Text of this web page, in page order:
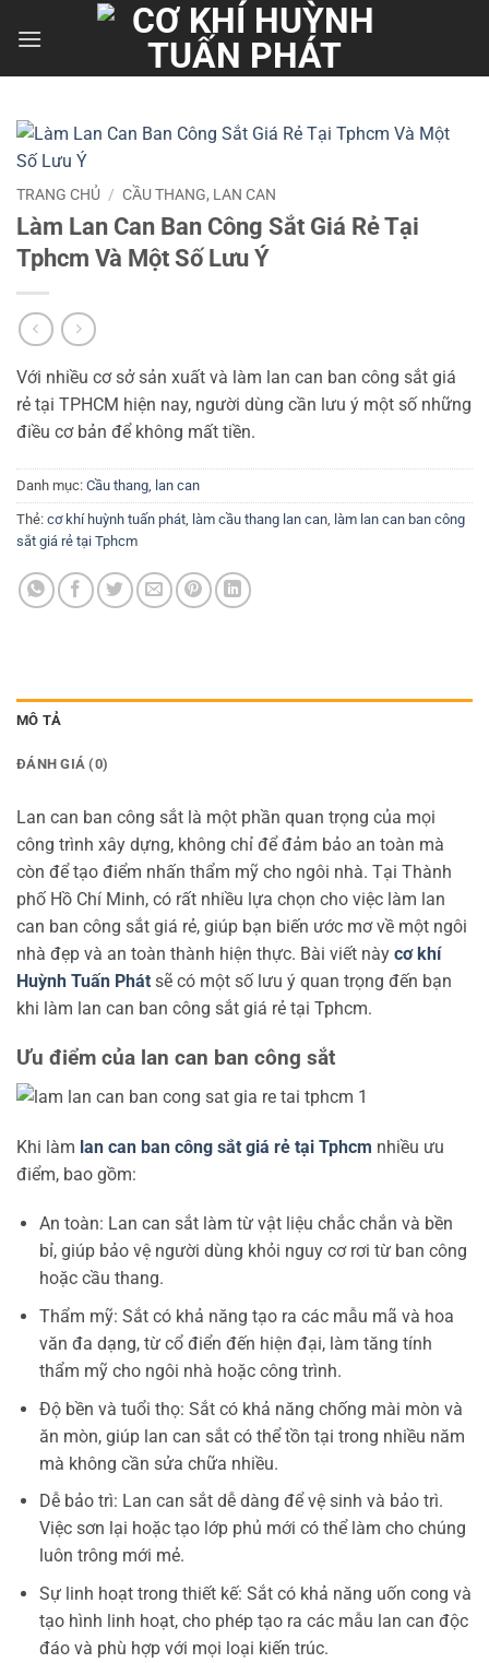
qua
TRANG CHỦ / CẦU THANG, LAN CAN
Làm Lan Can Ban Công Sắt Giá Rẻ Tại
Tphcm Và Một Số Lưu Ý
Với nhiều cơ sở sản xuất và làm lan can ban công sắt giá
rẻ tại TPHCM hiện nay, người dùng cần lưu ý một số những
điều cơ bản để không mất tiền.
Danh mục: Cầu thang, lan can
Thẻ: cơ khí huỳnh tuấn phát, làm cầu thang lan can, làm lan can ban công
sắt giá rẻ tại Tphcm
MÔ TẢ
ĐÁNH GIÁ (0)
Lan can ban công sắt là một phần quan trọng của mọi
công trình xây dựng, không chỉ để đảm bảo an toàn mà
còn để tạo điểm nhấn thẩm mỹ cho ngôi nhà. Tại Thành
phố Hồ Chí Minh, có rất nhiều lựa chọn cho việc làm lan
can ban công sắt giá rẻ, giúp bạn biến ước mơ về một ngôi
nhà đẹp và an toàn thành hiện thực. Bài viết này cơ khí
Huỳnh Tuấn Phát sẽ có một số lưu ý quan trọng đến bạn
khi làm lan can ban công sắt giá rẻ tại Tphcm.
Ưu điểm của lan can ban công sắt
Khi làm lan can ban công sắt giá rẻ tại Tphcm nhiều ưu
điểm, bao gồm:
An toàn: Lan can sắt làm từ vật liệu chắc chắn và bền
bỉ, giúp bảo vệ người dùng khỏi nguy cơ rơi từ ban công
hoặc cầu thang.
Thẩm mỹ: Sắt có khả năng tạo ra các mẫu mã và hoa
văn đa dạng, từ cổ điển đến hiện đại, làm tăng tính
thẩm mỹ cho ngôi nhà hoặc công trình.
Độ bền và tuổi thọ: Sắt có khả năng chống mài mòn và
ăn mòn, giúp lan can sắt có thể tồn tại trong nhiều năm
mà không cần sửa chữa nhiều.
Dễ bảo trì: Lan can sắt dễ dàng để vệ sinh và bảo trì.
Việc sơn lại hoặc tạo lớp phủ mới có thể làm cho chúng
luôn trông mới mẻ.
Sự linh hoạt trong thiết kế: Sắt có khả năng uốn cong và
tạo hình linh hoạt, cho phép tạo ra các mẫu lan can độc
đáo và phù hợp với mọi loại kiến trúc.